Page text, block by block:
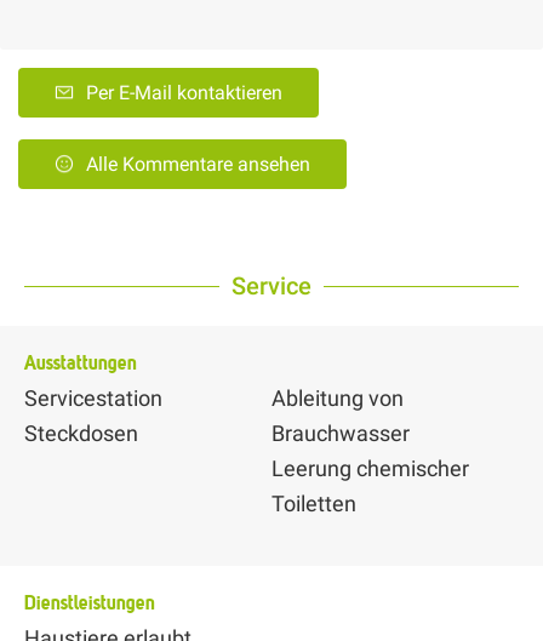
Per E-Mail kontaktieren
Alle Kommentare ansehen
Service
Ausstattungen
Servicestation
Steckdosen
Ableitung von
Brauchwasser
Leerung chemischer
Toiletten
Dienstleistungen